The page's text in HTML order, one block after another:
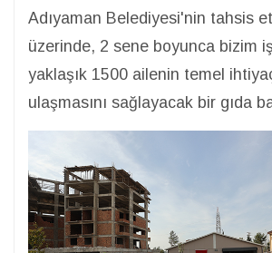
Adıyaman Belediyesi'nin tahsis
üzerinde, 2 sene boyunca bizim
yaklaşık 1500 ailenin temel
ulaşmasını sağlayacak bir gıda